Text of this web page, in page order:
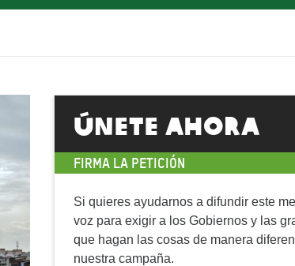
Únete ahora
FIRMA LA PETICIÓN
Si quieres ayudarnos a difundir este
voz para exigir a los Gobiernos y las
que hagan las cosas de manera
nuestra campaña.